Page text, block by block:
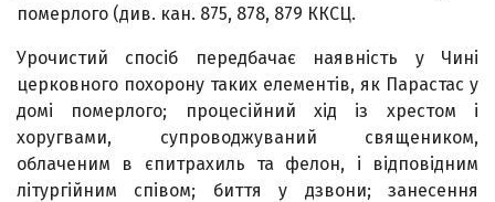
померлого (див. кан. 875, 878, 879 ККСЦ.
Урочистий спосіб передбачає наявність у Чині
церковного похорону таких елементів, як Парастас у
домі померлого; процесійний хід із хрестом і
хоругвами, супроводжуваний священиком,
облаченим в єпитрахиль та фелон, і відповідним
літургійним співом; биття у дзвони; занесення